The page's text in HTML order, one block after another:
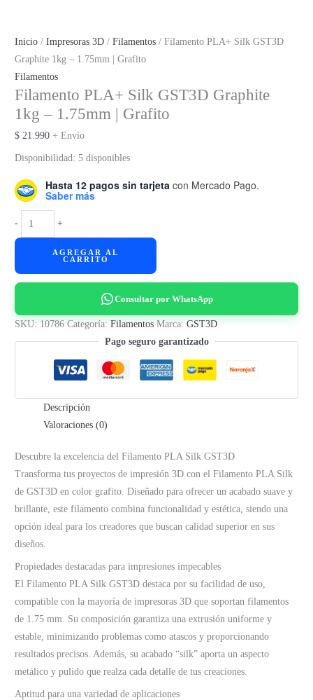
Inicio /Impresoras 3D /Filamentos / Filamento PLA+ Silk GST3D
Graphite 1kg – 1.75mm | Grafito
Filamentos
Filamento PLA+ Silk GST3D Graphite
1kg – 1.75mm | Grafito
$ 21.990 + Envío
Disponibilidad: 5 disponibles
Hasta 12 pagos sin tarjeta con Mercado Pago.
Saber más
-
Filamento
PLA+
–
1.75mm
+
AGREGAR AL
CARRITO
Consultar por WhatsApp
SKU: 10786 Categoría:Filamentos Marca:GST3D
Pago seguro garantizado
Descripción
Valoraciones (0)
Descubre la excelencia del Filamento PLA Silk GST3D
Transforma tus proyectos de impresión 3D con el Filamento PLA Silk
de GST3D en color grafito. Diseñado para ofrecer un acabado suave y
brillante, este filamento combina funcionalidad y estética, siendo una
opción ideal para los creadores que buscan calidad superior en sus
diseños.
Propiedades destacadas para impresiones impecables
El Filamento PLA Silk GST3D destaca por su facilidad de uso,
compatible con la mayoría de impresoras 3D que soportan filamentos
de 1.75 mm. Su composición garantiza una extrusión uniforme y
estable, minimizando problemas como atascos y proporcionando
resultados precisos. Además, su acabado “silk” aporta un aspecto
metálico y pulido que realza cada detalle de tus creaciones.
Aptitud para una variedad de aplicaciones